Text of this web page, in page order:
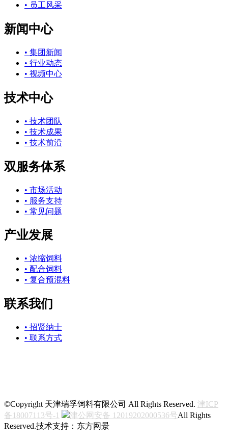
• 员工风采
新闻中心
• 集团新闻
• 行业动态
• 视频中心
技术中心
• 技术团队
• 技术成果
• 技术前沿
双服务体系
• 市场活动
• 服务支持
• 常见问题
产业发展
• 浓缩饲料
• 配合饲料
• 复合预混料
联系我们
• 招贤纳士
• 联系方式
©Copyright 天津瑞孚饲料有限公司 All Rights Reserved. 津ICP
备18007113号-1
津公网安备 12019202000536号All Rights
Reserved.技术支持：东方网景